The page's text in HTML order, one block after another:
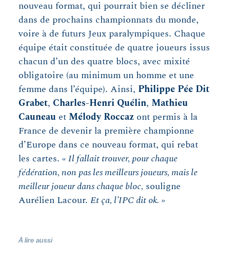
nouveau format, qui pourrait bien se décliner
dans de prochains championnats du monde,
voire à de futurs Jeux paralympiques. Chaque
équipe était constituée de quatre joueurs issus
chacun d’un des quatre blocs, avec mixité
obligatoire (au minimum un homme et une
femme dans l’équipe). Ainsi, Philippe Pée Dit
Grabet, Charles-Henri Quélin, Mathieu
Cauneau et Mélody Roccaz ont permis à la
France de devenir la première championne
d’Europe dans ce nouveau format, qui rebat
les cartes. « Il fallait trouver, pour chaque
fédération, non pas les meilleurs joueurs, mais le
meilleur joueur dans chaque bloc, souligne
Aurélien Lacour. Et ça, l’IPC dit ok. »
À lire aussi